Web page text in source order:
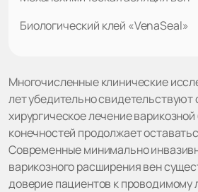
Биологический клей «VenaSeal»
Многочисленные клинические
лет убедительно свидетельствуют
хирургическое лечение
конечностей продолжает
Современные минимально
варикозного расширения вен
доверие пациентов к проводимому